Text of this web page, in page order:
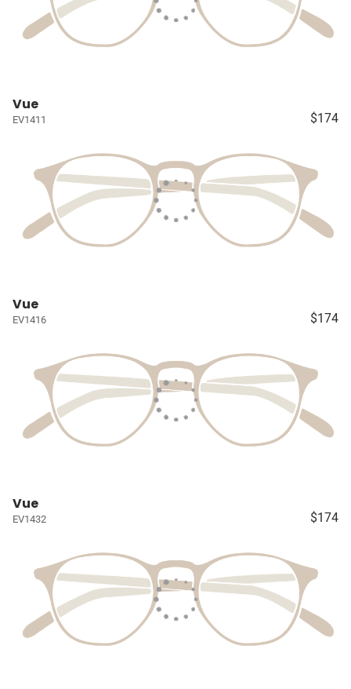
Vue
EV1411 $174
Vue
EV1416 $174
Vue
EV1432 $174